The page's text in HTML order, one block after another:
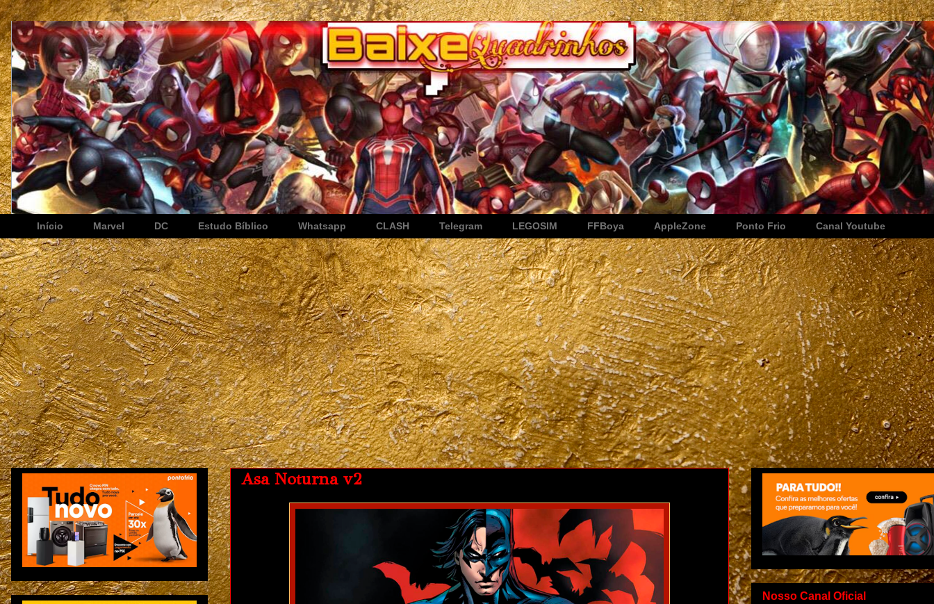
Início Marvel DC Estudo Bíblico Whatsapp CLASH Telegram LEGOSIM FFBoya AppleZone Ponto Frio Canal Youtube
Asa Noturna v2
Nosso Canal Oficial